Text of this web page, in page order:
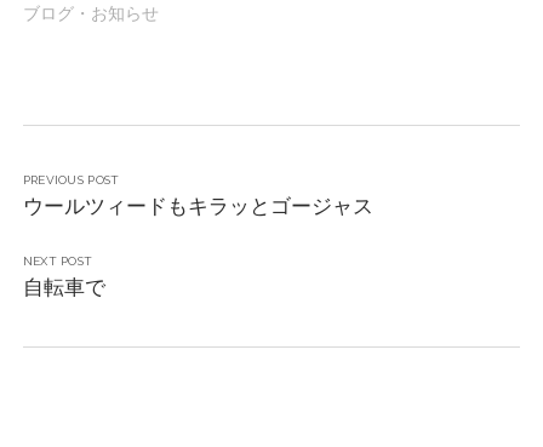
ブログ・お知らせ
PREVIOUS POST
ウールツィードもキラッとゴージャス
NEXT POST
自転車で